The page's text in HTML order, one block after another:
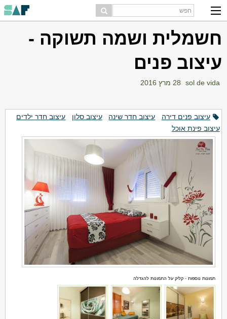
חשמלית ושמה תשוקה -
עיצוב פנים
sol de vida 28 מרץ 2016
עיצוב פנים דירה עיצוב חדר שינה עיצוב סלון
עיצוב חדר ילדים
עיצוב פינת אוכל
תמונות נוספות - קליק על התמונות להגדלה